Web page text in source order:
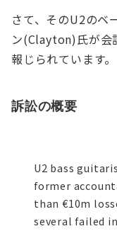
さて、そのU2のベ
ン(Clayton)氏が会
報じられています。
訴訟の概要
U2 bass
former
than €10m
several failed